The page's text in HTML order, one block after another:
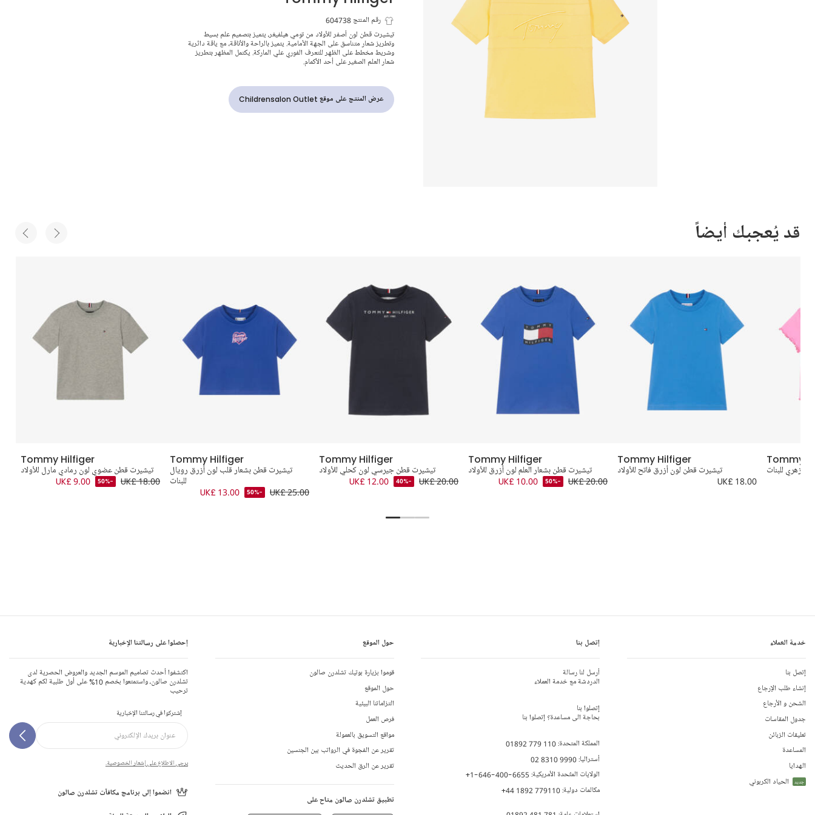
تيشيرت قطن مطرز
بشعار الماركة لون أصفر
للأولاد
رقم المنتج 604738
تيشيرت قطن لون أصفر للأولاد من تومي هيلفيغر، يتميز بتصميم علم بسيط
وتطريز شعار متناسق على الجهة الأمامية. يتميز بالراحة والأناقة، مع ياقة دائرية
وشريط مخطط على الظهر للتعرف الفوري علي الماركة. يكتمل المظهر بتطريز
شعار العلم الصغير على أحد الأكمام.
عرض المنتج على موقع Childrensalon Outlet
قد يُعجبك أيضاً
Tommy Hilfiger
تيشيرت قطن عضوي لون رمادي مارل للأولاد
UK£ 18.00
-50%
UK£ 9.00
Tommy Hilfiger
تيشيرت قطن بشعار قلب لون أزرق رويال
للبنات
UK£ 25.00
-50%
UK£ 13.00
Tommy Hilfiger
تيشيرت قطن جيرسي لون كحلي للأولاد
UK£ 20.00
-40%
UK£ 12.00
Tommy Hilfiger
تيشيرت قطن بشعار العلم لون أزرق للأولاد
UK£ 20.00
-50%
UK£ 10.00
Tommy Hilfiger
تيشيرت قطن لون أزرق فاتح للأولاد
UK£ 18.00
Tommy
زهري للبنات
خدمة العملاء
إتصل بنا
إنشاء طلب الإرجاع
الشحن و الأرجاع
جدول المقاسات
تعليقات الزبائن
المساعدة
الهدايا
جديد الحياد الكربوني
إتصل بنا
أرسل لنا رسالة
الدردشة مع خدمة العملاء
إتصلوا بنا
بحاجة الى مساعدة؟ إتصلوا بنا
المملكة المتحدة:01892 779 110
أستراليا:02 8310 9990
الولايات المتّحدة الأمريكية: +1-646-400-6655
مكالمات دولية:+44 1892 779110
حول الموقع
قوموا بزيارة بوتيك تشلدرن صالون
حول الموقع
التزاماتنا البيئية
فرص العمل
مواقع التسويق بالعمولة
تقرير عن الفجوة في الرواتب بين الجنسين
تقرير عن الرق الحديث
تطبيق تشلدرن صالون متاح على
إحصلوا على رسالتنا الإخبارية
اكتشفوا أحدث تصاميم الموسم الجديد والعروض الحصرية لدى
تشلدرن صالون، واستمتعوا بخصم 10% على أول طلبية لكم كهدية
ترحيب
إشتركوا في رسالتنا الإخبارية
يرجى الاطلاع على إشعار الخصوصية.
انضموا إلى برنامج مكافآت تشلدرن صالون